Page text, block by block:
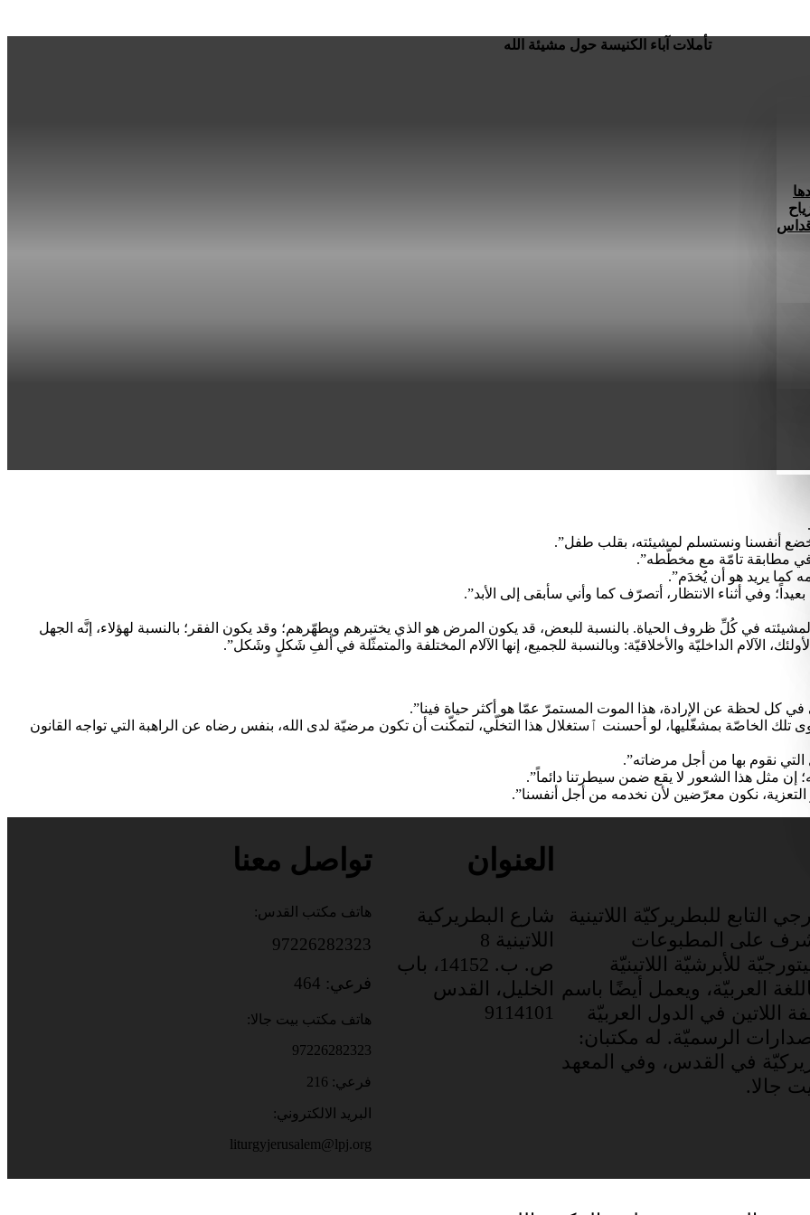
قداس
تأملات آباء الكنيسة حول مشيئة الله
أنفسنا ونستسلم لمشيئته، بقلب طفل”.
في مطابقة تامّة مع مخطّطه”.
كما يريد هو أن يُخدَم”.
وفي أثناء الانتظار، أتصرّف كما وأني سأبقى إلى الأبد”.
في كُلِّ ظروف الحياة. بالنسبة للبعض، قد يكون المرض هو الذي يختبرهم ويطهّرهم؛ وقد يكون الفقر؛ بالنسبة لهؤلاء، إنَّه الجهل
الآلام الداخليّة والأخلاقيّة: وبالنسبة للجميع، إنها الآلام المختلفة والمتمثّلة في ألفِ شَكلٍ وشَكل”.
في كل لحظة عن الإرادة، هذا الموت المستمرّ عمّا هو أكثر حياة فينا”.
تلك الخاصّة بمشغّليها، لو أحسنت ٱستغلال هذا التخلّي، لتمكّنت أن تكون مرضيّة لدى الله، بنفس رضاه عن الراهبة التي تواجه القانون
نقوم بها من أجل مرضاته”.
مثل هذا الشعور لا يقع ضمن سيطرتنا دائماً”.
التعزية، نكون معرّضين لأن نخدمه من أجل أنفسنا”.
التابع للبطريركيّة اللاتينية
على المطبوعات
للأبرشيّة اللاتينيّة
العربيّة، ويعمل أيضًا باسم
اللاتين في الدول العربيّة
الرسميّة. له مكتبان:
في القدس، وفي المعهد
جالا.
العنوان
شارع البطريركية
اللاتينية 8
ص. ب. 14152، باب
الخليل، القدس
9114101
تواصل معنا
هاتف مكتب القدس:
97226282323
فرعي: 464
هاتف مكتب بيت جالا:
97226282323
فرعي: 216
البريد الالكتروني:
liturgyjerusalem@lpj.org